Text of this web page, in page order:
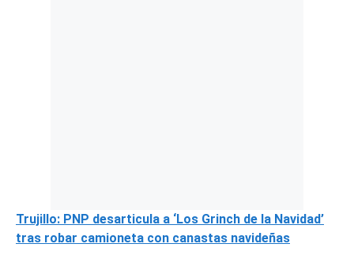
Trujillo: PNP desarticula a ‘Los Grinch de la Navidad’
tras robar camioneta con canastas navideñas